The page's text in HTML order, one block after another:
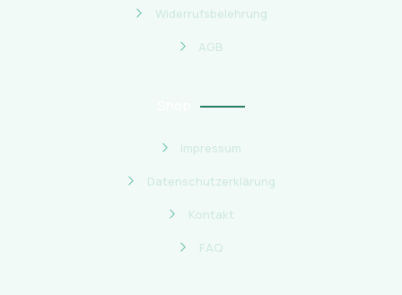
Widerrufsbelehrung
AGB
Impressum
Datenschutzerklärung
Kontakt
FAQ